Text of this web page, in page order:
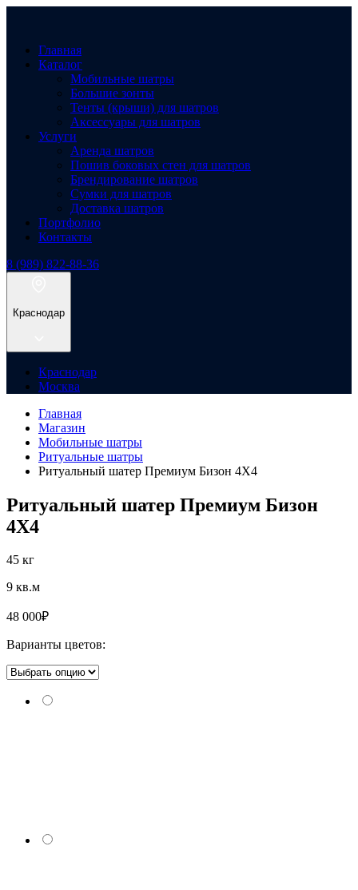
Главная
Каталог
Мобильные шатры
Большие зонты
Тенты (крыши) для шатров
Аксессуары для шатров
Услуги
Аренда шатров
Пошив боковых стен для шатров
Брендирование шатров
Сумки для шатров
Доставка шатров
Портфолио
Контакты
8 (989) 822-88-36
Краснодар
Краснодар
Москва
Главная
Магазин
Мобильные шатры
Ритуальные шатры
Ритуальный шатер Премиум Бизон 4X4
Ритуальный шатер Премиум Бизон
4X4
45 кг
9 кв.м
48 000₽
Варианты цветов: